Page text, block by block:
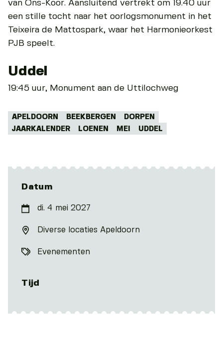
van Ons-Koor. Aansluitend vertrekt om 19.40 uur
een stille tocht naar het oorlogsmonument in het
Teixeira de Mattospark, waar het Harmonieorkest
PJB speelt.
Uddel
19:45 uur, Monument aan de Uttilochweg
Tags:
APELDOORN BEEKBERGEN
DORPEN
JAARKALENDER
LOENEN MEI UDDEL
Datum
di. 4 mei 2027
Diverse locaties Apeldoorn
Evenementen
Tijd